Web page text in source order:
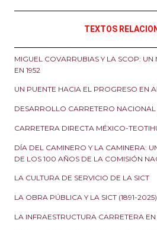
TEXTOS
MIGUEL COVARRUBIAS Y LA SCOP:
EN 1952
UN PUENTE HACIA EL PROGRESO EN
DESARROLLO CARRETERO NACIONAL
CARRETERA DIRECTA MÉXICO-
DÍA DEL CAMINERO Y LA CAMINERA:
DE LOS 100 AÑOS DE LA COMISIÓN
LA CULTURA DE SERVICIO DE LA SICT
LA OBRA PÚBLICA Y LA SICT (1891-2025)
LA INFRAESTRUCTURA CARRETERA